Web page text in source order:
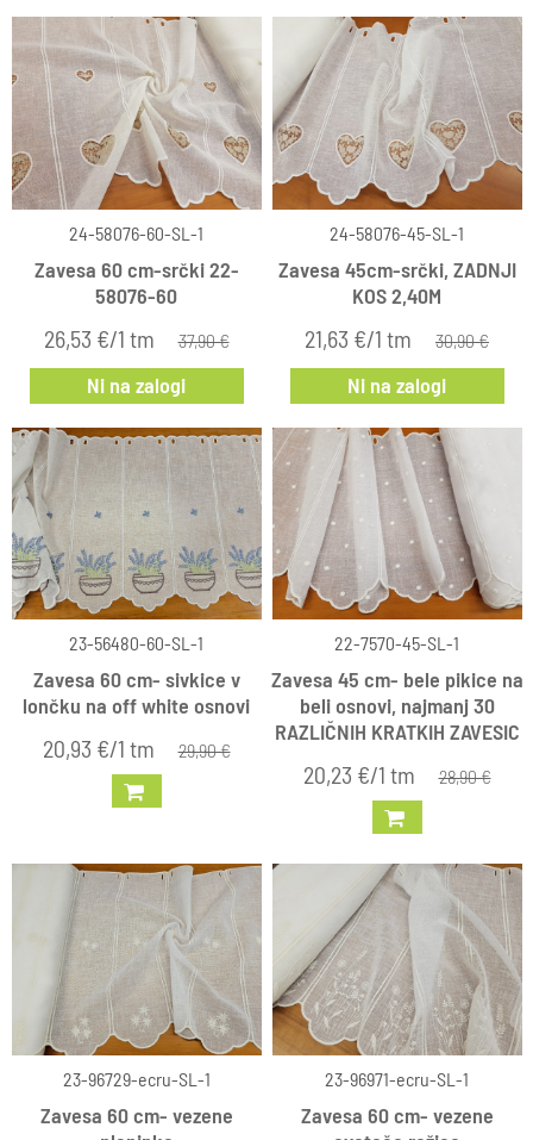
24-58076-60-SL-1
Zavesa 60 cm-srčki 22-
58076-60
26,53 €/1 tm 37,90 €
Ni na zalogi
24-58076-45-SL-1
Zavesa 45cm-srčki, ZADNJI
KOS 2,40M
21,63 €/1 tm 30,90 €
Ni na zalogi
23-56480-60-SL-1
Zavesa 60 cm- sivkice v
lončku na off white osnovi
20,93 €/1 tm 29,90 €
22-7570-45-SL-1
Zavesa 45 cm- bele pikice na
beli osnovi, najmanj 30
RAZLIČNIH KRATKIH ZAVESIC
20,23 €/1 tm 28,90 €
23-96729-ecru-SL-1
Zavesa 60 cm- vezene
23-96971-ecru-SL-1
Zavesa 60 cm- vezene